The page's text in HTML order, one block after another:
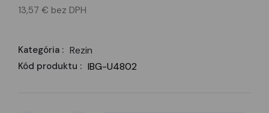
13,57 € bez DPH
Kategória : Rezin
Kód produktu : IBG-U4802